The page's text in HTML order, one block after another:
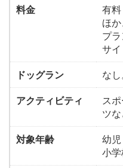
料金
有
ほ
プ
サ
ドッグラン
なし
アクティビティ
ス
ツ
対象年齢
幼児
小